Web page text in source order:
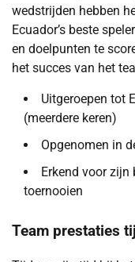
wedstrijden hebben
Ecuador’s beste
en doelpunten te
het succes van het
Uitgeroepen tot
(meerdere keren)
Opgenomen in
Erkend voor zijn
toernooien
Team prestaties